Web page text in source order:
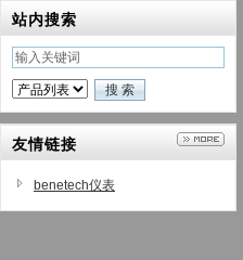
站内搜索
友情链接
benetech仪表